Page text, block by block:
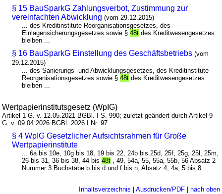
§ 15 BauSparkG Zahlungsverbot, Zustimmung zur
vereinfachten Abwicklung (vom 29.12.2015)
... des Kreditinstitute-Reorganisationsgesetzes, des
Einlagensicherungsgesetzes sowie §48t des Kreditwesengesetzes
bleiben ...
§ 16 BauSparkG Einstellung des Geschäftsbetriebs (vom
29.12.2015)
... des Sanierungs- und Abwicklungsgesetzes, des Kreditinstitute-
Reorganisationsgesetzes sowie §48t des Kreditwesengesetzes
bleiben ...
Wertpapierinstitutsgesetz (WpIG)
Artikel 1 G. v. 12.05.2021 BGBl. I S. 990; zuletzt geändert durch Artikel 9
G. v. 09.04.2026 BGBl. 2026 I Nr. 97
§ 4 WpIG Gesetzlicher Aufsichtsrahmen für Große
Wertpapierinstitute
... 6a bis 10e, 10g bis 18, 19 bis 22, 24b bis 25d, 25f, 25g, 25l, 25m,
26 bis 31, 36 bis 38, 44 bis48t , 49, 54a, 55, 55a, 55b, 56 Absatz 2
Nummer 3 Buchstabe b bis d und f bis n, Absatz 4, 4a, 5 bis 8 ...
Inhaltsverzeichnis Ausdrucken/PDF| nach oben